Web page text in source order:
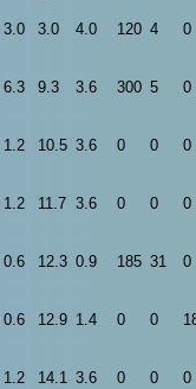
3.0 3.0 4.0 120 4 0
6.3 9.3 3.6 300 5 0
1.2 10.5 3.6 0 0 0
1.2 11.7 3.6 0 0 0
0.6 12.3 0.9 185 31 0
0.6 12.9 1.4 0 0
1.2 14.1 3.6 0 0 0